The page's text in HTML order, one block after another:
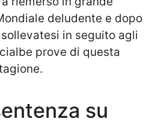
deludente e dopo
in seguito agli
prove di questa
su